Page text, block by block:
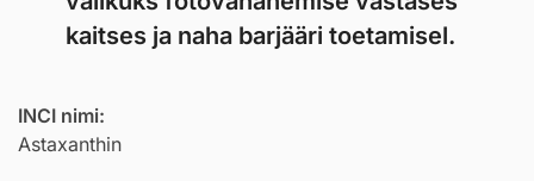
kaitses ja naha barjääri toetamisel.
INCI nimi:
Astaxanthin